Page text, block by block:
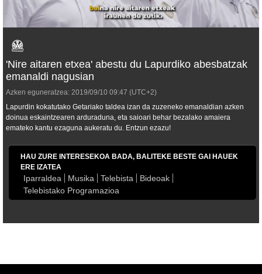
'Nire aitaren etxea' abestu du Lapurdiko abesbatzak
emanaldi nagusian
Azken eguneratzea: 2019/09/10 09:47 (UTC+2)
Lapurdin kokatutako Getariako taldea izan da zuzeneko emanaldian azken
doinua eskaintzearen arduraduna, eta saioari behar bezalako amaiera
emateko kantu ezaguna aukeratu du. Entzun ezazu!
HAU ZURE INTERESEKOA BADA, BALITEKE BESTE GAI HAUEK
ERE IZATEA
Iparraldea Musika Telebista
Bideoak
Telebistako Programazioa